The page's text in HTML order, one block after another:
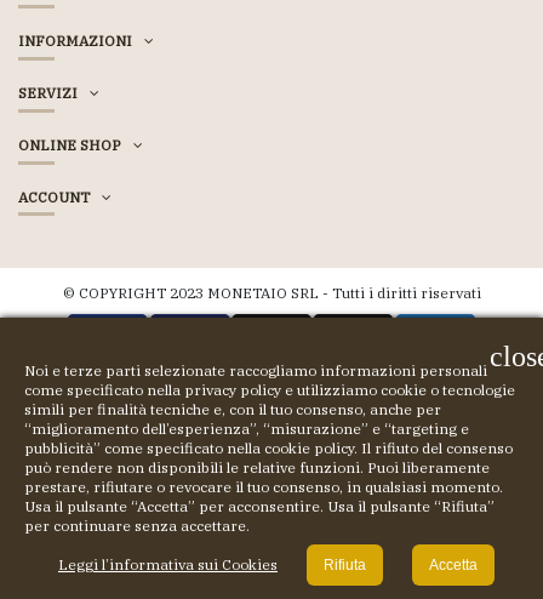
INFORMAZIONI
SERVIZI
ONLINE SHOP
ACCOUNT
© COPYRIGHT 2023 MONETAIO SRL - Tutti i diritti riservati
Noi e terze parti selezionate raccogliamo informazioni personali
come specificato nella privacy policy e utilizziamo cookie o tecnologie
simili per finalità tecniche e, con il tuo consenso, anche per
“miglioramento dell’esperienza”, “misurazione” e “targeting e
pubblicità” come specificato nella cookie policy. Il rifiuto del consenso
può rendere non disponibili le relative funzioni. Puoi liberamente
prestare, rifiutare o revocare il tuo consenso, in qualsiasi momento.
Usa il pulsante “Accetta” per acconsentire. Usa il pulsante “Rifiuta”
per continuare senza accettare.
Leggi l’informativa sui Cookies Rifiuta Accetta